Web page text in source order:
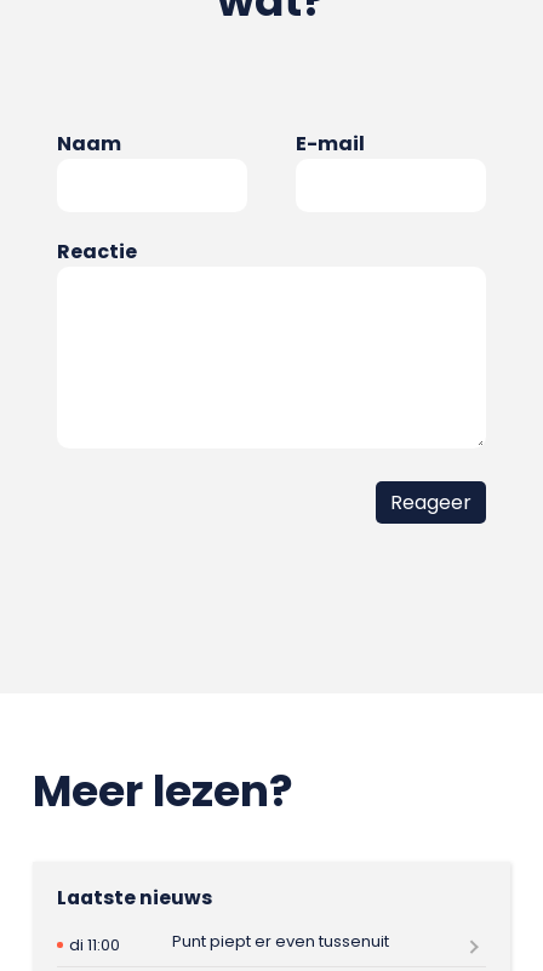
Naam E-mail
Reactie
Meer lezen?
Laatste nieuws
di 11:00
Punt piept er even tussenuit